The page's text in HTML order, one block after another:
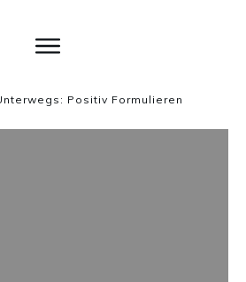
Positiv Formulieren